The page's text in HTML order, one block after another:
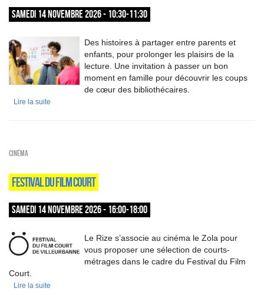
SAMEDI 14 NOVEMBRE 2026 - 10:30-11:30
Des histoires à partager entre parents et
enfants, pour prolonger les plaisirs de la
lecture. Une invitation à passer un bon
moment en famille pour découvrir les coups
de cœur des bibliothécaires.
Lire la suite
Cinéma
FESTIVAL DU FILM COURT
SAMEDI 14 NOVEMBRE 2026 - 16:00-18:00
Le Rize s’associe au cinéma le Zola pour
vous proposer une sélection de courts-
métrages dans le cadre du Festival du Film
Court.
Lire la suite